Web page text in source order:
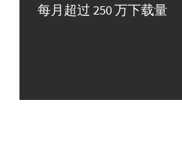
每月超过 250 万下载量